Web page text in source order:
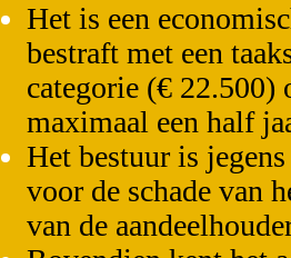
Het is een
bestraft met een
categorie (€ 22.500)
maximaal een half
Het bestuur is
voor de schade van
van de